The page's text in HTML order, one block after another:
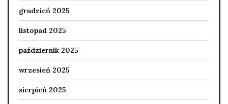
grudzień 2025
listopad 2025
październik 2025
wrzesień 2025
sierpień 2025